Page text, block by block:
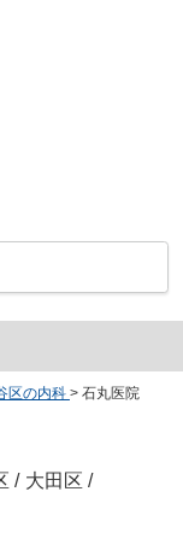
区の内科 > 石丸医院
/ 大田区 /